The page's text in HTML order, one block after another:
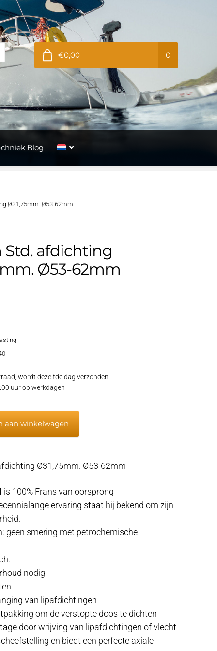
€0,00 0
Blog
Ø31,75mm. Ø53-62mm
Std. afdichting
Ø53-62mm
wordt dezelfde dag verzonden
uur op werkdagen
aan winkelwagen
Ø31,75mm. Ø53-62mm
is 100% Frans van oorsprong
ervaring staat hij bekend om zijn
geen smering met petrochemische
nodig
van lipafdichtingen
om de verstopte doos te dichten
door wrijving van lipafdichtingen of vlecht
en biedt een perfecte axiale